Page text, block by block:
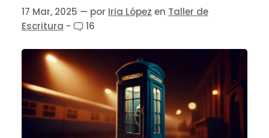
17 Mar, 2025 — por Iria López en Taller de
Escritura - 16